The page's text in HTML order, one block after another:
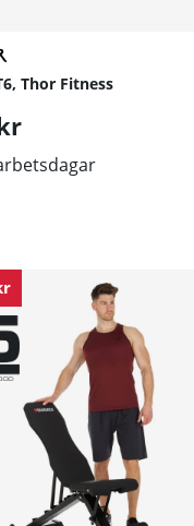
med våra
prenumeration krävs.
Thor Fitness